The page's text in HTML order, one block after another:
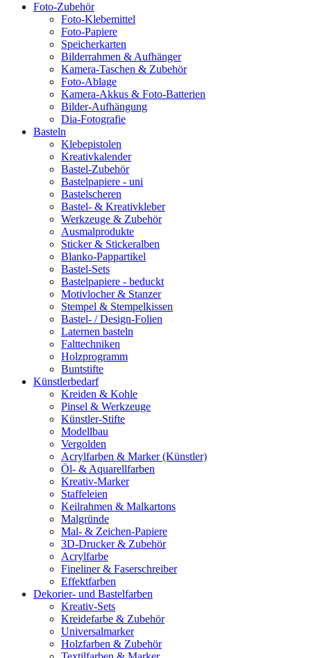
Foto-Zubehör
Foto-Klebemittel
Foto-Papiere
Speicherkarten
Bilderrahmen & Aufhänger
Kamera-Taschen & Zubehör
Foto-Ablage
Kamera-Akkus & Foto-Batterien
Bilder-Aufhängung
Dia-Fotografie
Basteln
Klebepistolen
Kreativkalender
Bastel-Zubehör
Bastelpapiere - uni
Bastelscheren
Bastel- & Kreativkleber
Werkzeuge & Zubehör
Ausmalprodukte
Sticker & Stickeralben
Blanko-Pappartikel
Bastel-Sets
Bastelpapiere - beduckt
Motivlocher & Stanzer
Stempel & Stempelkissen
Bastel- / Design-Folien
Laternen basteln
Falttechniken
Holzprogramm
Buntstifte
Künstlerbedarf
Kreiden & Kohle
Pinsel & Werkzeuge
Künstler-Stifte
Modellbau
Vergolden
Acrylfarben & Marker (Künstler)
Öl- & Aquarellfarben
Kreativ-Marker
Staffeleien
Keilrahmen & Malkartons
Malgründe
Mal- & Zeichen-Papiere
3D-Drucker & Zubehör
Acrylfarbe
Fineliner & Faserschreiber
Effektfarben
Dekorier- und Bastelfarben
Kreativ-Sets
Kreidefarbe & Zubehör
Universalmarker
Holzfarben & Zubehör